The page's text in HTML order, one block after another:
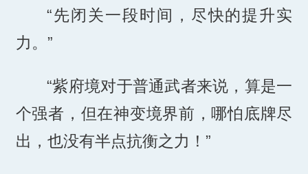
“先闭关一段时间，尽快的提升实
力。”
“紫府境对于普通武者来说，算是一
个强者，但在神变境界前，哪怕底牌尽
出，也没有半点抗衡之力！”